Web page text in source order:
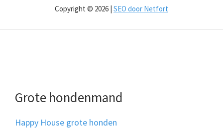
Copyright © 2026 | SEO door Netfort
Grote hondenmand
Happy House grote honden